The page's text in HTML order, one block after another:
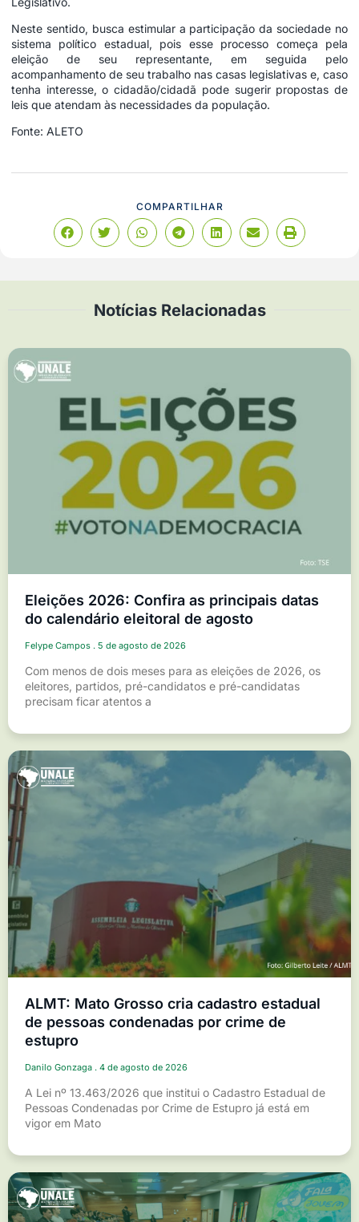
Neste sentido, busca estimular a participação da sociedade no
sistema político estadual, pois esse processo começa pela
eleição de seu representante, em seguida pelo
acompanhamento de seu trabalho nas casas legislativas e, caso
tenha interesse, o cidadão/cidadã pode sugerir propostas de
leis que atendam às necessidades da população.
Fonte: ALETO
COMPARTILHAR
Notícias Relacionadas
Eleições 2026: Confira as principais datas
do calendário eleitoral de agosto
Felype Campos 5 de agosto de 2026
Com menos de dois meses para as eleições de 2026, os
eleitores, partidos, pré-candidatos e pré-candidatas
precisam ficar atentos a
ALMT: Mato Grosso cria cadastro estadual
de pessoas condenadas por crime de
estupro
Danilo Gonzaga 4 de agosto de 2026
A Lei nº 13.463/2026 que institui o Cadastro Estadual de
Pessoas Condenadas por Crime de Estupro já está em
vigor em Mato